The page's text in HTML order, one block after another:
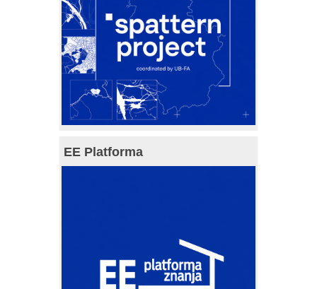
EE Platforma